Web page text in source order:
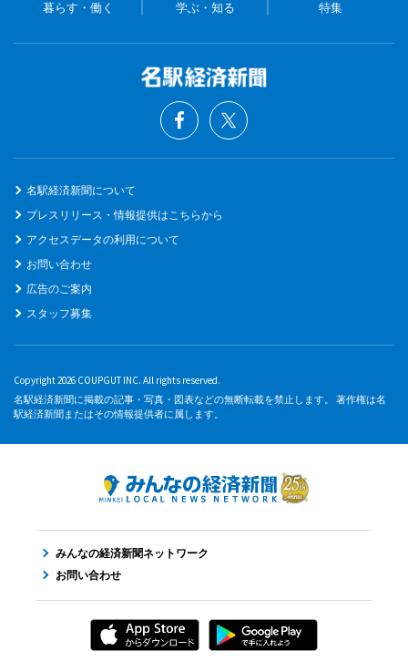
暮らす・働く 学ぶ・知る 特集
名駅経済新聞について
プレスリリース・情報提供はこちらから
アクセスデータの利用について
お問い合わせ
広告のご案内
スタッフ募集
Copyright 2026 COUPGUT INC. All rights reserved.
名駅経済新聞に掲載の記事・写真・図表などの無断転載を禁止します。 著作権は名
駅経済新聞またはその情報提供者に属します。
みんなの経済新聞ネットワーク
お問い合わせ